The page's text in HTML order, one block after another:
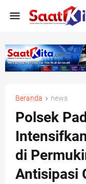
Beranda news
Polsek
di
Antisipasi